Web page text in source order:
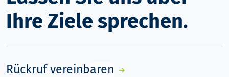
Ihre Ziele sprechen.
Rückruf vereinbaren